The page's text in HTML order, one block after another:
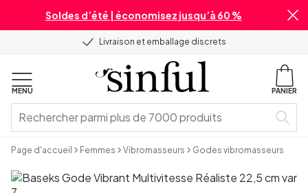
Soldes d’été | économisez jusqu’à 60 %
Livraison et emballage discrets
MENU PANIER
Page d'accueil Femmes Vibromasseurs Godes vibromasseurs